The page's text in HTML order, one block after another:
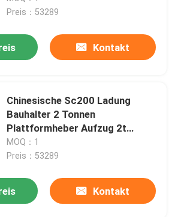
Preis：53289
Kontakt
Chinesische Sc200 Ladung
Bauhalter 2 Tonnen
Plattformheber Aufzug 2t
Baustoffe Aufzugheber
MOQ：1
Preis：53289
Kontakt